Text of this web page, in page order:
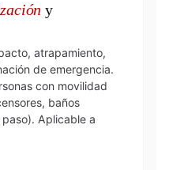
y
atrapamiento,
de emergencia.
con movilidad
baños
Aplicable a